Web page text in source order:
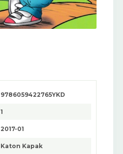
9786059422765YKD
1
2017-01
Katon Kapak